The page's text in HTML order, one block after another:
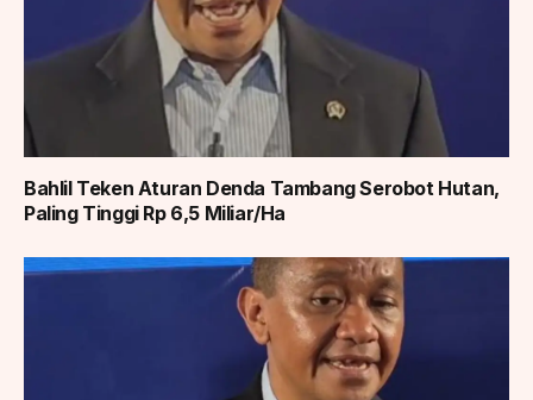
Bahlil Teken Aturan Denda Tambang Serobot Hutan,
Paling Tinggi Rp 6,5 Miliar/Ha